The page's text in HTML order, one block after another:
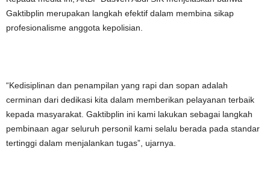
Gaktibplin merupakan langkah efektif dalam membina sikap
profesionalisme anggota kepolisian.
“Kedisiplinan dan penampilan yang rapi dan sopan adalah
cerminan dari dedikasi kita dalam memberikan pelayanan terbaik
kepada masyarakat. Gaktibplin ini kami lakukan sebagai langkah
pembinaan agar seluruh personil kami selalu berada pada standar
tertinggi dalam menjalankan tugas”, ujarnya.